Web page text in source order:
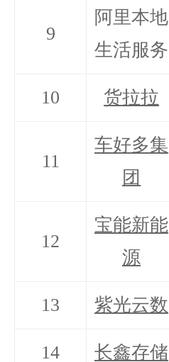
9
阿里本地
生活服务
10 货拉拉
11
车好多集
团
12
宝能新能
源
13 紫光云数
14 长鑫存储